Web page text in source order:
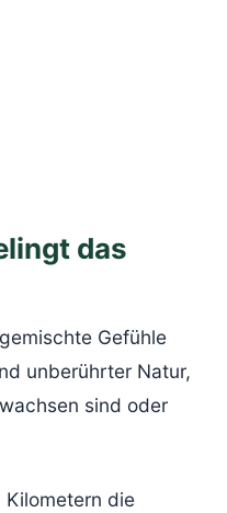
das
Gefühle
unberührter Natur,
sind oder
die